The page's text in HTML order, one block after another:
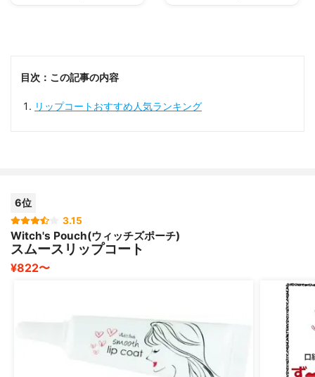
目次：この記事の内容
リップコートおすすめ人気ランキング
6位
3.15
Witch's Pouch(ウィッチズポーチ)
スムースリップコート
¥822〜